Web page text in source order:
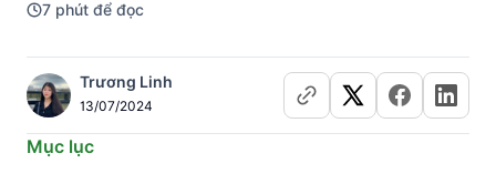
7 phút để đọc
Trương Linh
13/07/2024
Mục lục